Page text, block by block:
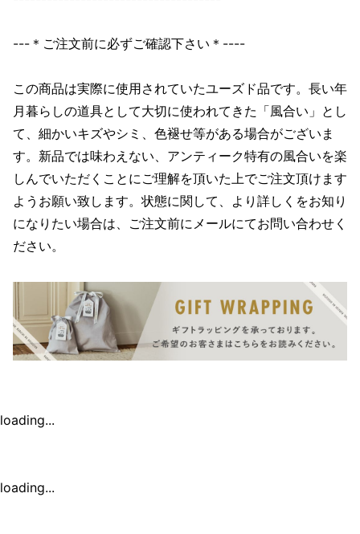
---＊ご注文前に必ずご確認下さい＊----
この商品は実際に使用されていたユーズド品です。長い年
月暮らしの道具として大切に使われてきた「風合い」とし
て、細かいキズやシミ、色褪せ等がある場合がございま
す。新品では味わえない、アンティーク特有の風合いを楽
しんでいただくことにご理解を頂いた上でご注文頂けます
ようお願い致します。状態に関して、より詳しくをお知り
になりたい場合は、ご注文前にメールにてお問い合わせく
ださい。
loading...
loading...